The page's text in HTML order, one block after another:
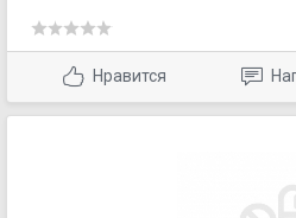
печеночной недостаточности;
недостаточности.
Нравится